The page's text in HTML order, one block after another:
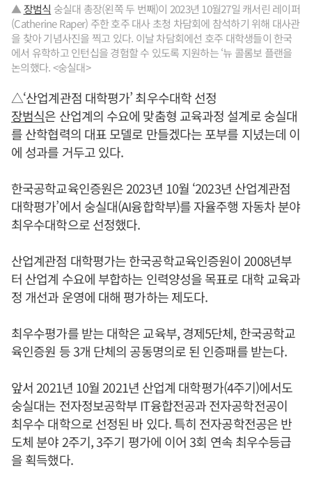
▲ 장범식 숭실대 총장(왼쪽 두 번째)이 2023년 10월27일 캐서린 레이퍼
(Catherine Raper) 주한 호주 대사 초청 차담회에 참석하기 위해 대사관
을 찾아 기념사진을 찍고 있다. 이날 차담회에선 호주 대학생들이 한국
에서 유학하고 인턴십을 경험할 수 있도록 지원하는 ‘뉴 콜롬보 플랜을
논의했다. <숭실대>
△‘산업계관점 대학평가’ 최우수대학 선정
장범식은 산업계의 수요에 맞춤형 교육과정 설계로 숭실대
를 산학협력의 대표 모델로 만들겠다는 포부를 지녔는데 이
에 성과를 거두고 있다.
한국공학교육인증원은 2023년 10월 ‘2023년 산업계관점
대학평가’에서 숭실대(AI융합학부)를 자율주행 자동차 분야
최우수대학으로 선정했다.
산업계관점 대학평가는 한국공학교육인증원이 2008년부
터 산업계 수요에 부합하는 인력양성을 목표로 대학 교육과
정 개선과 운영에 대해 평가하는 제도다.
최우수평가를 받는 대학은 교육부, 경제5단체, 한국공학교
육인증원 등 3개 단체의 공동명의로 된 인증패를 받는다.
앞서 2021년 10월 2021년 산업계 대학평가(4주기)에서도
숭실대는 전자정보공학부 IT융합전공과 전자공학전공이
최우수 대학으로 선정된 바 있다. 특히 전자공학전공은 반
도체 분야 2주기, 3주기 평가에 이어 3회 연속 최우수등급
을 획득했다.